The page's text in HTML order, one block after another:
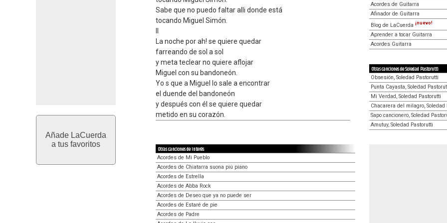
Añade LaCuerda
a tus favoritos
Sabe que no puedo faltar alli donde está
tocando Miguel Simón.
La noche por ah! se quiere quedar
farreando de sol a sol
y meta teclear no quiere aflojar
Miguel con su bandoneón.
Yo s que a Miguel lo sale a encontrar
el duende del bandoneón
y después con él se quiere quedar
metido en su corazón.
Acordes de Guitarra
Afinador de Guitarra
Blog de LaCuerda ¡nuevo!
Aprender a tocar Guitarra
Acordes Guitarra
Otras canciones de Soledad Pastorutti
Obsesión, Soledad Pastorutti
Punta Cayasta, Soledad
Mi Verdad, Soledad Pastorutti
Chacarera del milagro, Soledad
Sapo cancionero, Soledad
Amutuy, Soledad Pastorutti
Otras canciones de interés
Acordes de Mi Pueblo
Acordes de Chiatarra suona piú piano
Acordes de Estrella
Acordes de Abba Rock
Acordes de Deseo que ya no puede ser
Acordes de Estaré de pie
Acordes de Padre